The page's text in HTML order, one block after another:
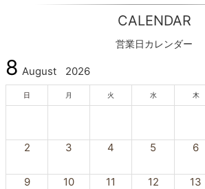
CALENDAR
営業日カレンダー
8 August 2026
日 月 火 水 木
2 3 4 5 6
9 10 11 12 13